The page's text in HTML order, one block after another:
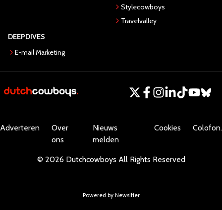
Stylecowboys
Travelvalley
DEEPDIVES
E-mail Marketing
Adverteren
Over
ons
Nieuws
melden
Cookies Colofon.
© 2026 Dutchcowboys All Rights Reserved
Powered by Newsifier